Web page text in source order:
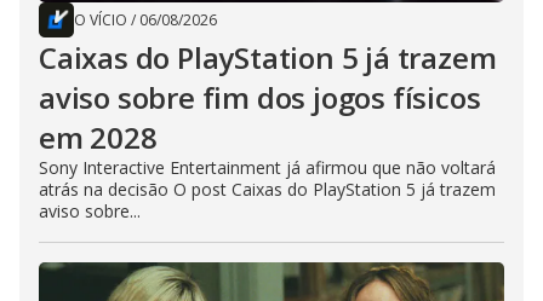
O VÍCIO / 06/08/2026
Caixas do PlayStation 5 já trazem
aviso sobre fim dos jogos físicos
em 2028
Sony Interactive Entertainment já afirmou que não voltará
atrás na decisão O post Caixas do PlayStation 5 já trazem
aviso sobre...